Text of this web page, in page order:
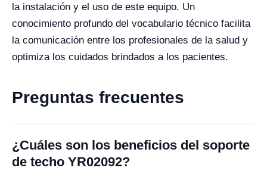
la instalación y el uso de este equipo. Un
conocimiento profundo del vocabulario técnico facilita
la comunicación entre los profesionales de la salud y
optimiza los cuidados brindados a los pacientes.
Preguntas frecuentes
¿Cuáles son los beneficios del soporte
de techo YR02092?